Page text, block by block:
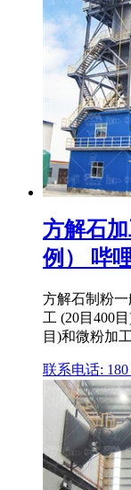
方解石
例） 哔
方解石制粉
工 (20目400
目)和微粉加
联系电话: 180